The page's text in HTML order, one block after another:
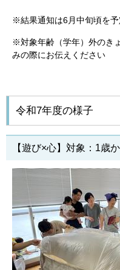
※結果通知は6月中旬頃を
※対象年齢（学年）外のき
みの際にお伝えください
令和7年度の様子
【遊び×心】対象：1歳